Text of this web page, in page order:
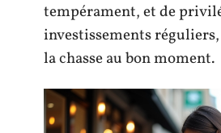
tempérament, et de
investissements
la chasse au bon moment.